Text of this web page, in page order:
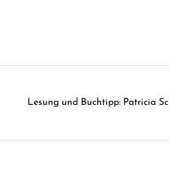
Lesung und Buchtipp: Patricia